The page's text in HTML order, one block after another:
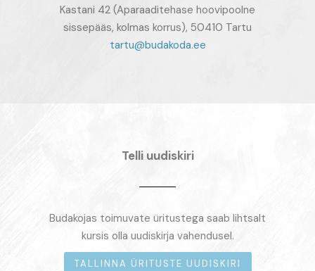
Kastani 42 (Aparaaditehase hoovipoolne
sissepääs, kolmas korrus), 50410 Tartu
tartu@budakoda.ee
Telli uudiskiri
Budakojas toimuvate üritustega saab lihtsalt
kursis olla uudiskirja vahendusel.
TALLINNA ÜRITUSTE UUDISKIRI